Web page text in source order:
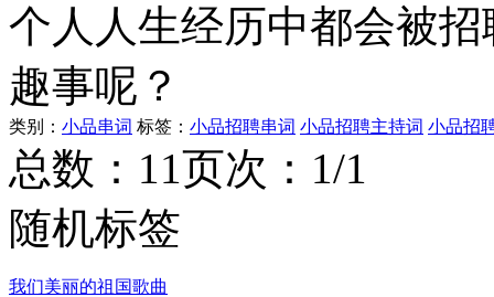
个人人生经历中都会被
趣事呢？
类别： 小品串词 标签： 小品招聘串词 小品招聘主持词 小品招
总数：11页次：1/1
随机标签
我们美丽的祖国歌曲